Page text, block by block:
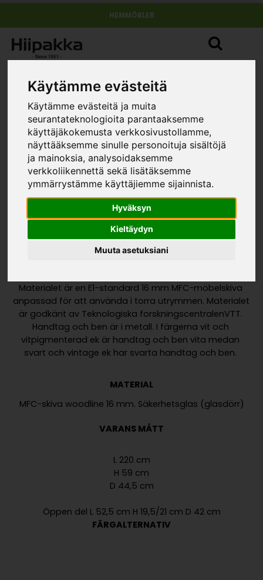
Käytämme evästeitä
Käytämme evästeitä ja muita
seurantateknologioita parantaaksemme
käyttäjäkokemusta verkkosivustollamme,
näyttääksemme sinulle personoituja sisältöjä
ja mainoksia, analysoidaksemme
verkkoliikennettä sekä lisätäksemme
ymmärrystämme käyttäjiemme sijainnista.
Hyväksyn
Kieltäydyn
Muuta asetuksiani
HEMMÖBLER
Nauvo tv-bänk 2, extra dörrar
hemmöbler»Möbelserier »Nauvo » Nauvo tv-bänk 2,
extra dörrar
STORLEK
MATERIAL
VARANS MÅTT
L 220 cm
H 59 cm
D 44,5 cm
Öppen del L 52,5 cm H 19,5/21 cm D 42 cm
FÄRGALTERNATIV